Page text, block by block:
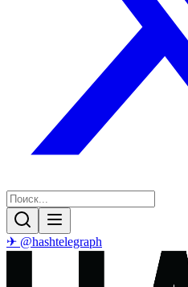
✈ @hashtelegraph